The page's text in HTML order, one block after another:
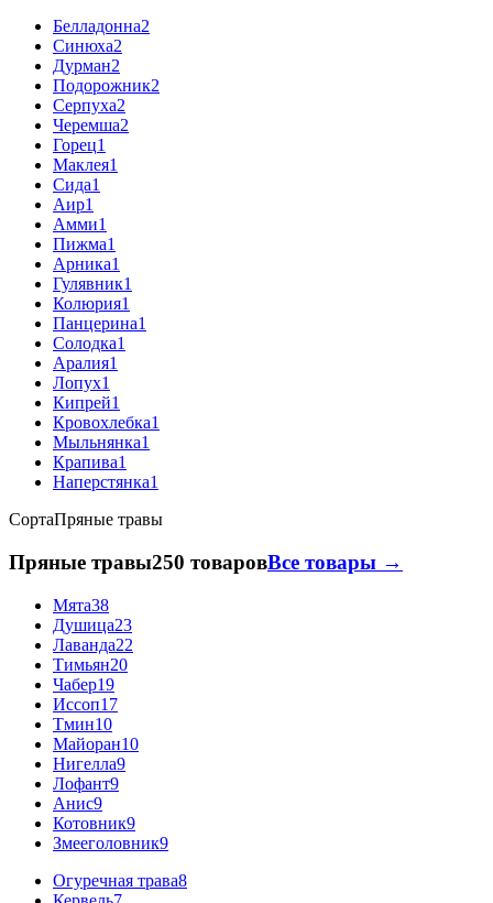
Белладонна2
Синюха2
Дурман2
Подорожник2
Серпуха2
Черемша2
Горец1
Маклея1
Сида1
Аир1
Амми1
Пижма1
Арника1
Гулявник1
Колюрия1
Панцерина1
Солодка1
Аралия1
Лопух1
Кипрей1
Кровохлебка1
Мыльнянка1
Крапива1
Наперстянка1
СортаПряные травы
Пряные травы250 товаровВсе товары →
Мята38
Душица23
Лаванда22
Тимьян20
Чабер19
Иссоп17
Тмин10
Майоран10
Нигелла9
Лофант9
Анис9
Котовник9
Змееголовник9
Огуречная трава8